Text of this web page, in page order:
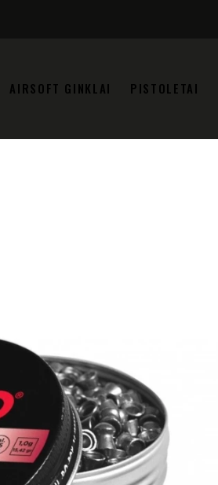
AIRSOFT GINKLAI PISTOLETAI